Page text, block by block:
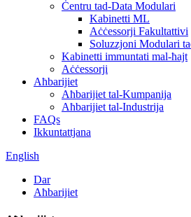
Ċentru tad-Data Modulari
Kabinetti ML
Aċċessorji Fakultattivi
Soluzzjoni Modulari
Kabinetti immuntati mal-ħajt
Aċċessorji
Aħbarijiet
Aħbarijiet tal-Kumpanija
Aħbarijiet tal-Industrija
FAQs
Ikkuntattjana
English
Dar
Aħbarijiet